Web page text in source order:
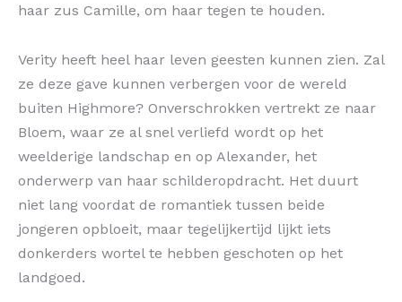
haar zus Camille, om haar tegen te houden.
Verity heeft heel haar leven geesten kunnen zien. Zal
ze deze gave kunnen verbergen voor de wereld
buiten Highmore? Onverschrokken vertrekt ze naar
Bloem, waar ze al snel verliefd wordt op het
weelderige landschap en op Alexander, het
onderwerp van haar schilderopdracht. Het duurt
niet lang voordat de romantiek tussen beide
jongeren opbloeit, maar tegelijkertijd lijkt iets
donkerders wortel te hebben geschoten op het
landgoed.